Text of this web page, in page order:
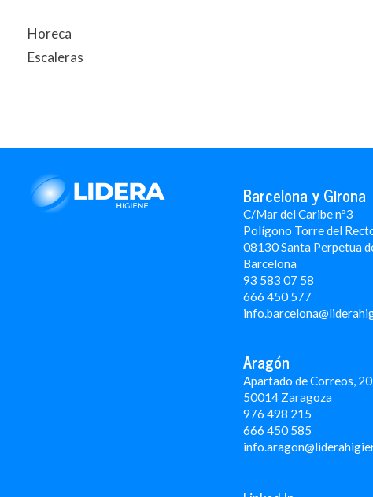
Horeca
Escaleras
Barcelona y Girona
C/Mar del Caribe nº3
Polígono Torre del
08130 Santa Perpetua
Barcelona
93 583 07 58
666 450 577
Aragón
Apartado de Correos, 20
50014 Zaragoza
976 498 215
666 450 585